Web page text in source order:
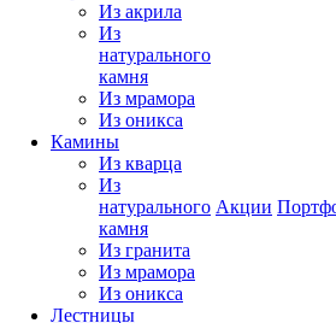
Из акрила
Из
натурального
камня
Из мрамора
Из оникса
Камины
Из кварца
Из
натурального
камня
Из гранита
Из мрамора
Из оникса
Лестницы
Акции